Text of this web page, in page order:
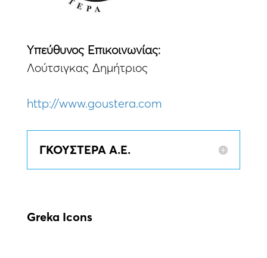
Yπεύθυνος Eπικοινωνίας:
Λούτσιγκας Δημήτριος
http://www.goustera.com
ΓΚΟΥΣΤΕΡΑ Α.Ε.
Greka Icons